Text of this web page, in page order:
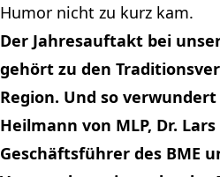
Humor nicht zu kurz kam.
Der Jahresauftakt bei
gehört zu den
Region. Und so
Heilmann von MLP, Dr.
Geschäftsführer des BME